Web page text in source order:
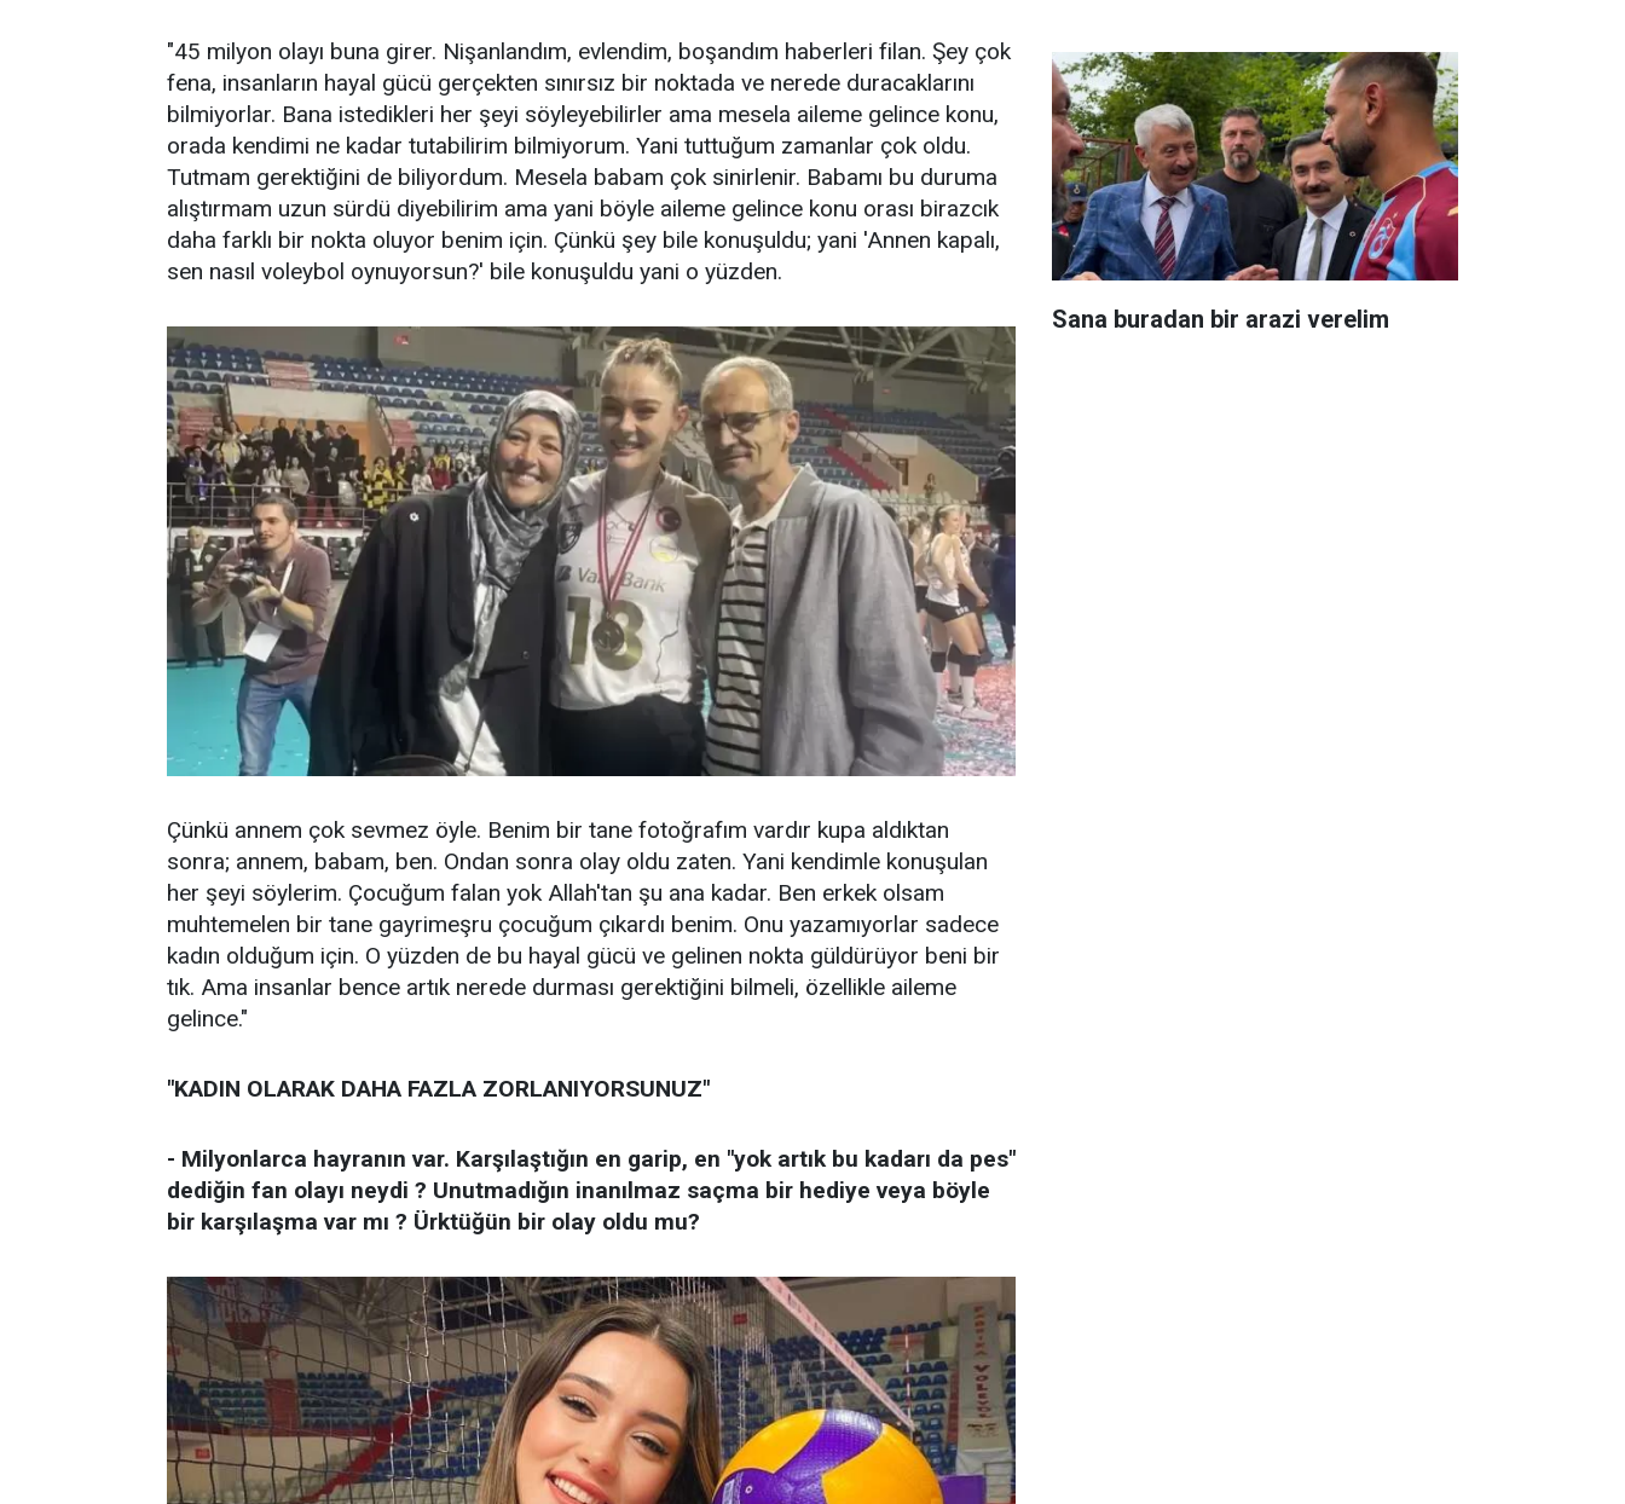
"45 milyon olayı buna girer. Nişanlandım, evlendim, boşandım haberleri filan. Şey çok
fena, insanların hayal gücü gerçekten sınırsız bir noktada ve nerede duracaklarını
bilmiyorlar. Bana istedikleri her şeyi söyleyebilirler ama mesela aileme gelince konu,
orada kendimi ne kadar tutabilirim bilmiyorum. Yani tuttuğum zamanlar çok oldu.
Tutmam gerektiğini de biliyordum. Mesela babam çok sinirlenir. Babamı bu duruma
alıştırmam uzun sürdü diyebilirim ama yani böyle aileme gelince konu orası birazcık
daha farklı bir nokta oluyor benim için. Çünkü şey bile konuşuldu; yani 'Annen kapalı,
sen nasıl voleybol oynuyorsun?' bile konuşuldu yani o yüzden.
Çünkü annem çok sevmez öyle. Benim bir tane fotoğrafım vardır kupa aldıktan
sonra; annem, babam, ben. Ondan sonra olay oldu zaten. Yani kendimle konuşulan
her şeyi söylerim. Çocuğum falan yok Allah'tan şu ana kadar. Ben erkek olsam
muhtemelen bir tane gayrimeşru çocuğum çıkardı benim. Onu yazamıyorlar sadece
kadın olduğum için. O yüzden de bu hayal gücü ve gelinen nokta güldürüyor beni bir
tık. Ama insanlar bence artık nerede durması gerektiğini bilmeli, özellikle aileme
gelince."
"KADIN OLARAK DAHA FAZLA ZORLANIYORSUNUZ"
- Milyonlarca hayranın var. Karşılaştığın en garip, en "yok artık bu kadarı da pes"
dediğin fan olayı neydi ? Unutmadığın inanılmaz saçma bir hediye veya böyle
bir karşılaşma var mı ? Ürktüğün bir olay oldu mu?
Sana buradan bir arazi verelim